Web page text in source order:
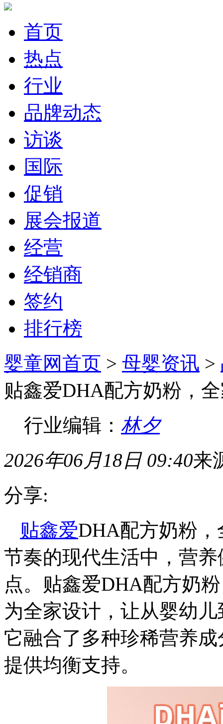
首页
热点
行业
品牌动态
访谈
国际
促销
展会报道
经营
经销商
签约
排行榜
婴童网首页 > 母婴资讯 >
贴鑫爱DHA配方奶粉，
行业编辑： 林夕
2026年06月18日 09:40来
分享:
贴鑫爱DHA配方奶粉
节奏的现代生活中，营
点。贴鑫爱DHA配方奶
为全家设计，让从婴幼
它融合了多种珍稀营养
提供均衡支持。